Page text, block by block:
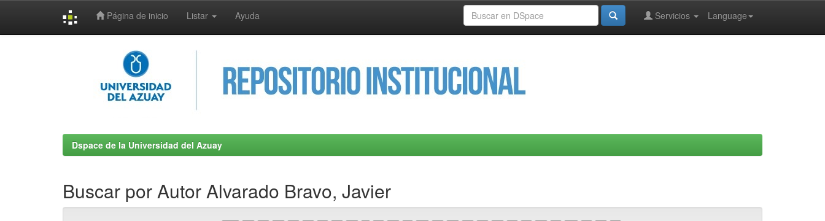
Página de inicio Listar Ayuda Language
Servicios
Dspace de la Universidad del Azuay
Buscar por Autor Alvarado Bravo, Javier